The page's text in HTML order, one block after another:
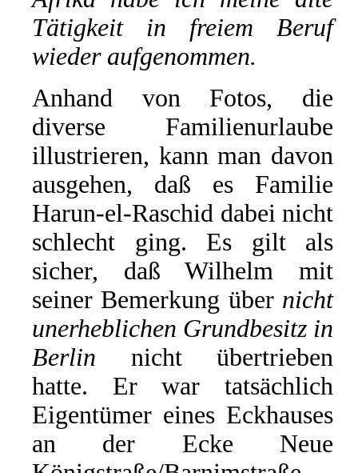
Tätigkeit in freiem Beruf
wieder aufgenommen.
Anhand von Fotos, die
diverse Familienurlaube
illustrieren, kann man davon
ausgehen, daß es Familie
Harun-el-Raschid dabei nicht
schlecht ging. Es gilt als
sicher, daß Wilhelm mit
seiner Bemerkung über nicht
unerheblichen Grundbesitz in
Berlin nicht übertrieben
hatte. Er war tatsächlich
Eigentümer eines Eckhauses
an der Ecke Neue